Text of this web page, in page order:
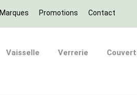
Marques Promotions Contact
Vaisselle Verrerie